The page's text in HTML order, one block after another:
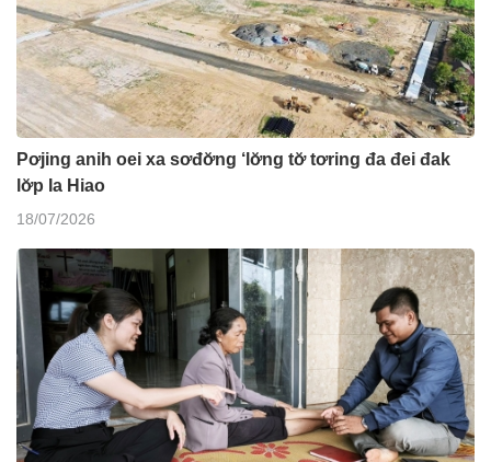
Pơjing anih oei xa sơđơ̆ng ‘lơ̆ng tơ̆ tơring đa đei đak
lơ̆p Ia Hiao
18/07/2026